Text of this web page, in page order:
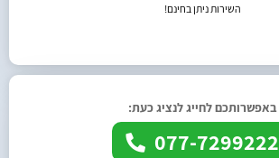
השירות ניתן בחינם!
באפשרותכם לחייג לנציג כעת:
077-7299222